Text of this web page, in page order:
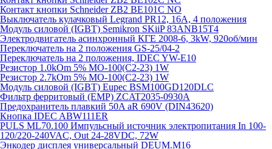
Контакт кнопки Schneider ZB2 BE101C NO
Выключатель кулачковый Legrand PR12, 16A, 4 положения
Модуль силовой (IGBT) Semikron SKiiP 83ANB15T4
Электродвигатель асинхронный КГЕ 2008-6, 3kW, 920об/мин
Переключатель на 2 положения GS-25/04-2
Переключатель на 2 положения, IDEC YW-E10
Резистор 1.0kOm 5% МО-100(С2-23) 1W
Резистор 2.7kOm 5% МО-100(С2-23) 1W
Модуль силовой (IGBT) Eupec BSM100GD120DLC
Фильтр ферритовый (EMP) ZCAT2035-0930A
Предохранитель плавкий 50A aR 690V (DIN43620)
Кнопка IDEC ABW111ER
PULS ML70.100 Импульсный источник электропитания In 100-
120/220-240VAC, Out 24-28VDC, 72W
Энкодер дисплея универсальный DEUM.M16